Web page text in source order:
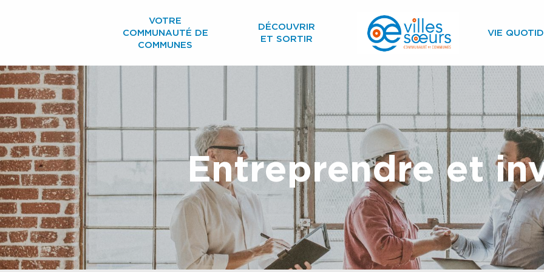
VOTRE
COMMUNAUTÉ DE
COMMUNES
DÉCOUVRIR
ET SORTIR
VIE
Entreprendre et